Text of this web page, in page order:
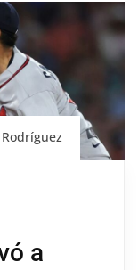
a